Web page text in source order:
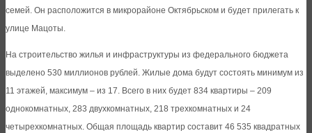
семей. Он расположится в микрорайоне Октябрьском и будет прилегать к
улице Мацоты.
На строительство жилья и инфраструктуры из федерального бюджета
выделено 530 миллионов рублей. Жилые дома будут состоять минимум из
11 этажей, максимум – из 17. Всего в них будет 834 квартиры – 209
однокомнатных, 283 двухкомнатных, 218 трехкомнатных и 24
четырехкомнатных. Общая площадь квартир составит 46 535 квадратных